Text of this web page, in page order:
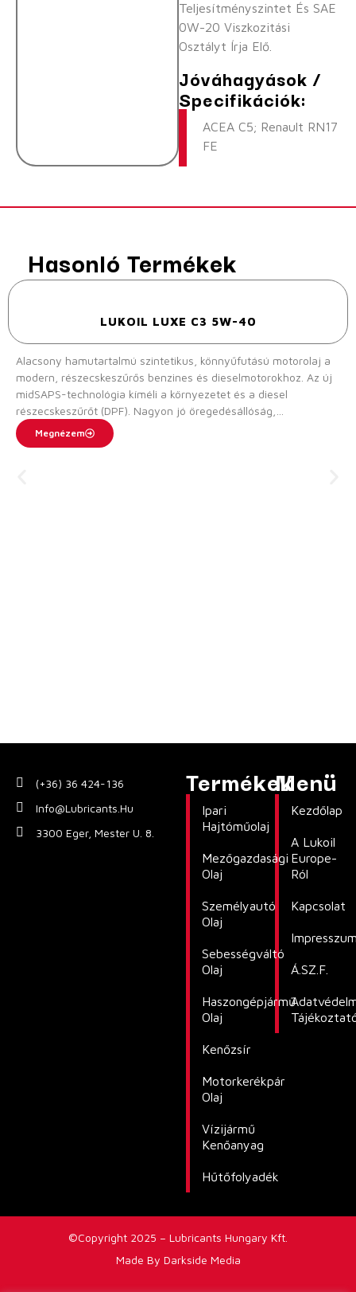
Teljesítményszintet És SAE
0W-20 Viszkozitási
Osztályt Írja Elő.
Jóváhagyások /
Specifikációk:
ACEA C5; Renault RN17
FE
Hasonló Termékek
LUKOIL LUXE C3 5W-40
Alacsony hamutartalmú szintetikus, könnyűfutású motorolaj a
modern, részecskeszűrős benzines és dieselmotorokhoz. Az új
midSAPS-technológia kíméli a környezetet és a diesel
részecskeszűrőt (DPF). Nagyon jó öregedésállóság,
köszönhetően a nagyfokú üzembiztonságnak. Legnagyobb
motortisztaság, csökkenti a mozgó részek súrlódását és
Megnézem
(+36) 36 424-136
Info@lubricants.hu
3300 Eger, Mester U. 8.
Termékek
Ipari
Hajtóműolaj
Mezőgazdasági
Olaj
Személyautó
Olaj
Sebességváltó
Olaj
Haszongépjármű
Olaj
Kenőzsír
Motorkerékpár
Olaj
Vízijármű
Kenőanyag
Hűtőfolyadék
Menü
Kezdőlap
A Lukoil
Europe-
Ról
Kapcsolat
Á.SZ.F.
©Copyright 2025 – Lubricants Hungary Kft.
Made By Darkside Media